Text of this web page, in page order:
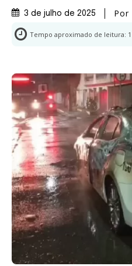
3 de julho de 2025 Por
Tempo aproximado de leitura: 1